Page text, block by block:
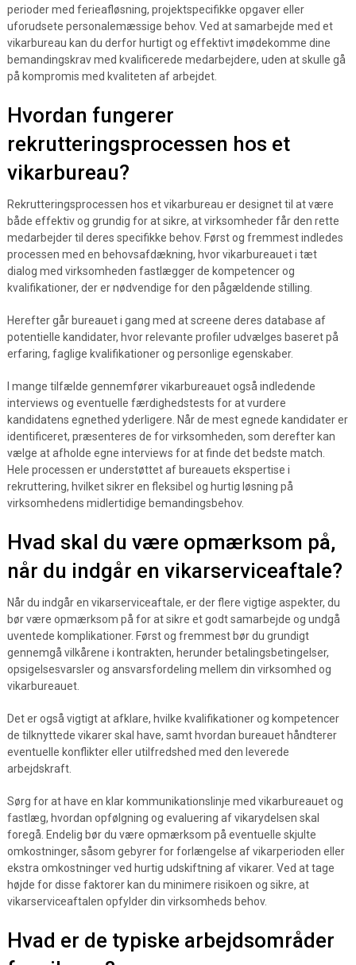
perioder med ferieafløsning, projektspecifikke opgaver eller
uforudsete personalemæssige behov. Ved at samarbejde med et
vikarbureau kan du derfor hurtigt og effektivt imødekomme dine
bemandingskrav med kvalificerede medarbejdere, uden at skulle gå
på kompromis med kvaliteten af arbejdet.
Hvordan fungerer
rekrutteringsprocessen hos et
vikarbureau?
Rekrutteringsprocessen hos et vikarbureau er designet til at være
både effektiv og grundig for at sikre, at virksomheder får den rette
medarbejder til deres specifikke behov. Først og fremmest indledes
processen med en behovsafdækning, hvor vikarbureauet i tæt
dialog med virksomheden fastlægger de kompetencer og
kvalifikationer, der er nødvendige for den pågældende stilling.
Herefter går bureauet i gang med at screene deres database af
potentielle kandidater, hvor relevante profiler udvælges baseret på
erfaring, faglige kvalifikationer og personlige egenskaber.
I mange tilfælde gennemfører vikarbureauet også indledende
interviews og eventuelle færdighedstests for at vurdere
kandidatens egnethed yderligere. Når de mest egnede kandidater er
identificeret, præsenteres de for virksomheden, som derefter kan
vælge at afholde egne interviews for at finde det bedste match.
Hele processen er understøttet af bureauets ekspertise i
rekruttering, hvilket sikrer en fleksibel og hurtig løsning på
virksomhedens midlertidige bemandingsbehov.
Hvad skal du være opmærksom på,
når du indgår en vikarserviceaftale?
Når du indgår en vikarserviceaftale, er der flere vigtige aspekter, du
bør være opmærksom på for at sikre et godt samarbejde og undgå
uventede komplikationer. Først og fremmest bør du grundigt
gennemgå vilkårene i kontrakten, herunder betalingsbetingelser,
opsigelsesvarsler og ansvarsfordeling mellem din virksomhed og
vikarbureauet.
Det er også vigtigt at afklare, hvilke kvalifikationer og kompetencer
de tilknyttede vikarer skal have, samt hvordan bureauet håndterer
eventuelle konflikter eller utilfredshed med den leverede
arbejdskraft.
Sørg for at have en klar kommunikationslinje med vikarbureauet og
fastlæg, hvordan opfølgning og evaluering af vikarydelsen skal
foregå. Endelig bør du være opmærksom på eventuelle skjulte
omkostninger, såsom gebyrer for forlængelse af vikarperioden eller
ekstra omkostninger ved hurtig udskiftning af vikarer. Ved at tage
højde for disse faktorer kan du minimere risikoen og sikre, at
vikarserviceaftalen opfylder din virksomheds behov.
Hvad er de typiske arbejdsområder